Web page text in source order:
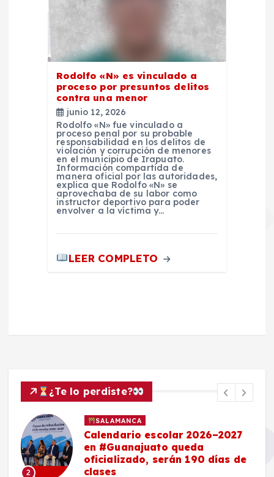
Rodolfo «N» es vinculado a
proceso por presuntos delitos
contra una menor
junio 12, 2026
Rodolfo «N» fue vinculado a
proceso penal por su probable
responsabilidad en los delitos de
violación y corrupción de menores
en el municipio de Irapuato.
Información compartida de
manera oficial por las autoridades,
explica que Rodolfo «N» se
aprovechaba de su labor como
instructor deportivo para poder
envolver a la víctima y…
LEER COMPLETO
¿Te lo perdiste?
2
SALAMANCA
Calendario escolar 2026–2027
en #Guanajuato queda
oficializado, serán 190 días de
clases